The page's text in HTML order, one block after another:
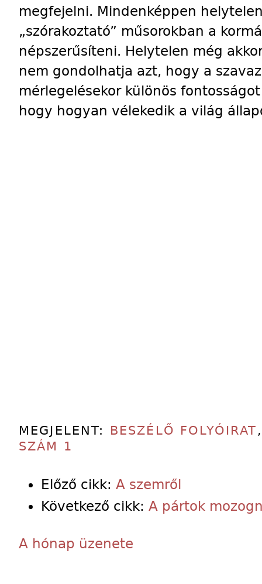
megfejelni. Mindenképpen
„szórakoztató” műsorokban a
népszerűsíteni. Helytelen még
nem gondolhatja azt, hogy a
mérlegelésekor különös
hogy hogyan vélekedik a világ
MEGJELENT: BESZÉLŐ FOLYÓIRAT
SZÁM 1
Előző cikk: A szemről
Következő cikk: A pártok
A hónap üzenete